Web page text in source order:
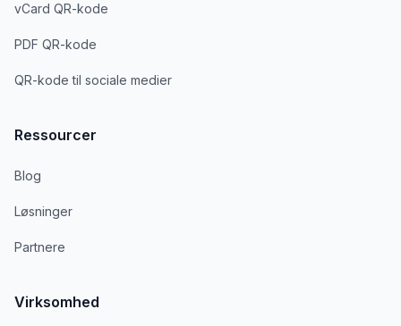
vCard QR-kode
PDF QR-kode
QR-kode til sociale medier
Ressourcer
Blog
Løsninger
Partnere
Virksomhed